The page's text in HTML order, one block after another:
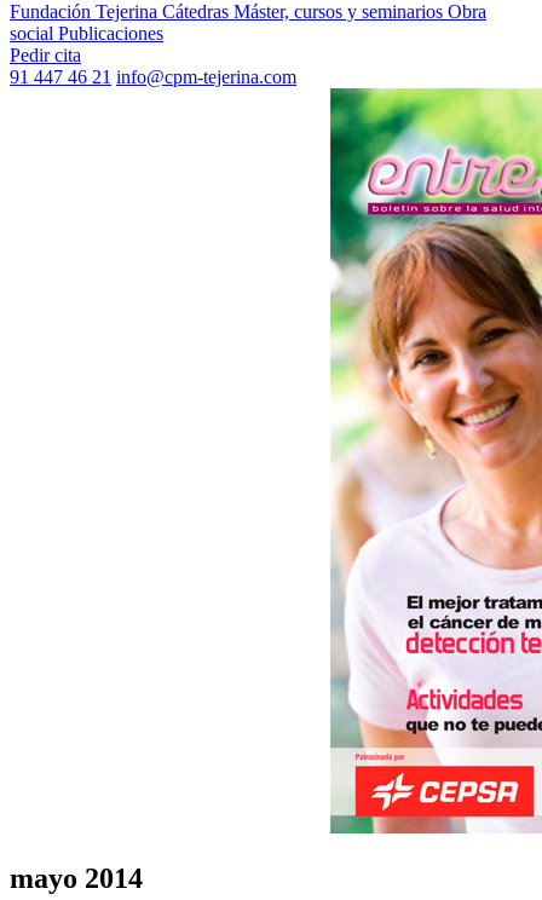
Fundación Tejerina Cátedras Máster, cursos y seminarios Obra
social Publicaciones
Pedir cita
91 447 46 21 info@cpm-tejerina.com
mayo 2014